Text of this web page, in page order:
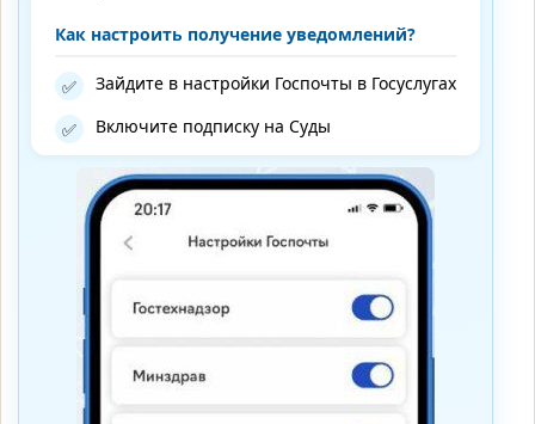
Как настроить получение уведомлений?
✅ Зайдите в настройки Госпочты в Госуслугах
✅ Включите подписку на Суды